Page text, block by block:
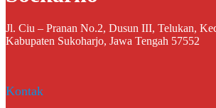
Jl. Ciu – Pranan No.2, Dusun III, Telukan,
Kabupaten Sukoharjo, Jawa Tengah 57552
Kontak